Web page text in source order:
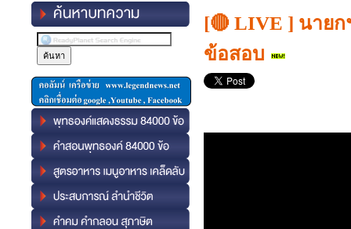
[🔴 LIVE ] นาย
ข้อสอบ